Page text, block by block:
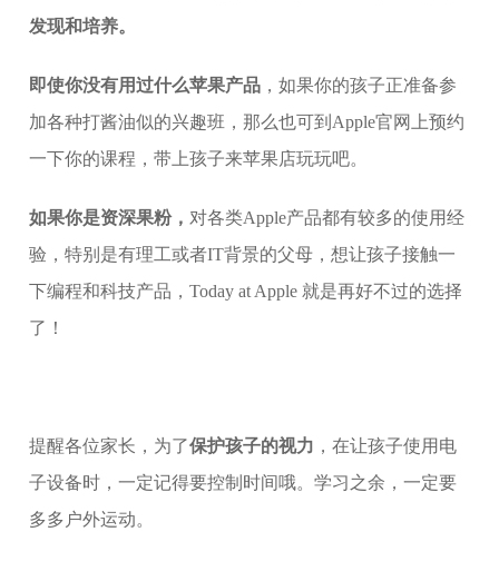
发现和培养。
即使你没有用过什么苹果产品 ，如果你的孩子正准备参
加各种打酱油似的兴趣班，那么也可到Apple官网上预约
一下你的课程，带上孩子来苹果店玩玩吧。
如果你是资深果粉， 对各类Apple产品都有较多的使用经
验，特别是有理工或者IT背景的父母，想让孩子接触一
下编程和科技产品，Today at Apple 就是再好不过的选择
了！
提醒各位家长，为了保护孩子的视力 ，在让孩子使用电
子设备时，一定记得要控制时间哦。学习之余，一定要
多多户外运动。